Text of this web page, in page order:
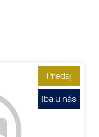
Predaj
Iba u nás